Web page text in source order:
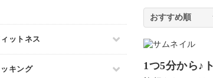
ットネス
キング 1つ5分から♪